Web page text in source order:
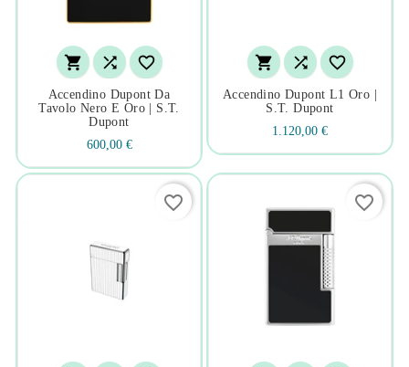
  
Accendino Dupont Da
Tavolo Nero E Oro | S.t.
Dupont
600,00 €
  
Accendino Dupont L1 Oro |
S.t. Dupont
1.120,00 €
favorite_border favorite_border